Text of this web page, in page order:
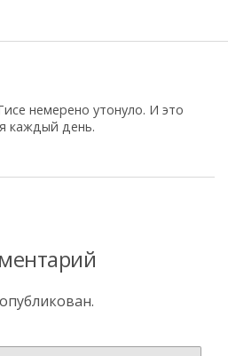
немерено утонуло. И это
каждый день.